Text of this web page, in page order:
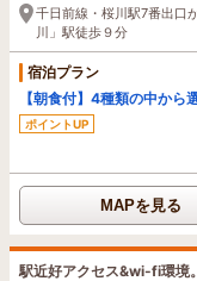
千日前線・桜川駅7番出
川」駅徒歩９分
宿泊プラン
【朝食付】4種類の中か
ポイントUP
MAPを見る
駅近好アクセス&wi-fi環境